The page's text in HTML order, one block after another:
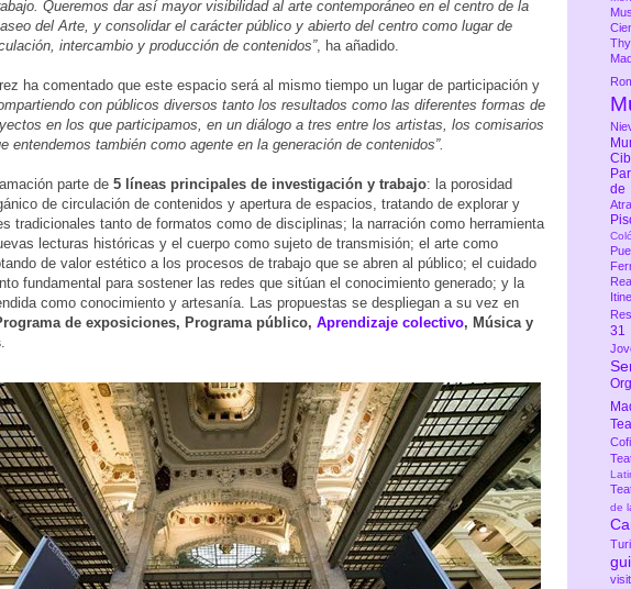
Queremos dar así mayor visibilidad al arte contemporáneo en el centro de la
del Arte, y consolidar el carácter público y abierto del centro como lugar de
intercambio y producción de contenidos”, ha añadido.
ha comentado que este espacio será al mismo tiempo un lugar de participación y
con públicos diversos tanto los resultados como las diferentes formas de
en los que participamos, en un diálogo a tres entre los artistas, los comisarios
entendemos también como agente en la generación de contenidos”.
parte de 5 líneas principales de investigación y trabajo: la porosidad
de circulación de contenidos y apertura de espacios, tratando de explorar y
tradicionales tanto de formatos como de disciplinas; la narración como herramienta
lecturas históricas y el cuerpo como sujeto de transmisión; el arte como
de valor estético a los procesos de trabajo que se abren al público; el cuidado
fundamental para sostener las redes que sitúan el conocimiento generado; y la
como conocimiento y artesanía. Las propuestas se despliegan a su vez en
de exposiciones, Programa público, Aprendizaje colectivo, Música y
de
31
de